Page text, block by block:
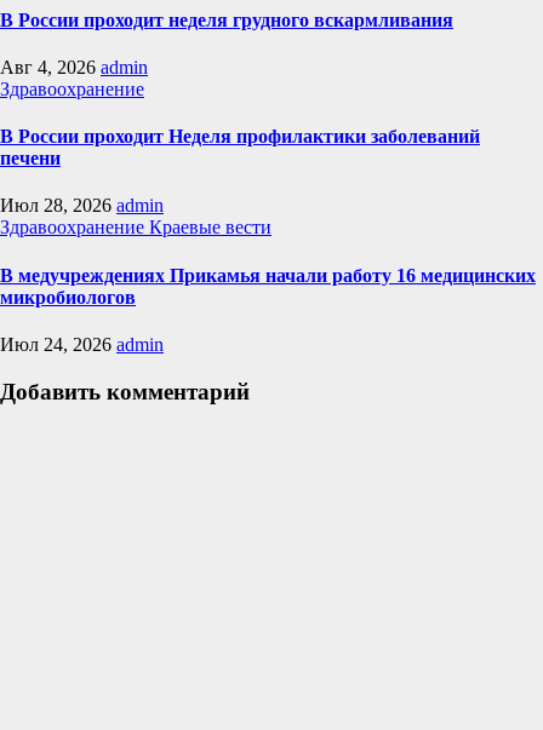
В России проходит неделя грудного вскармливания
Авг 4, 2026 admin
Здравоохранение
В России проходит Неделя профилактики заболеваний
печени
Июл 28, 2026 admin
Здравоохранение Краевые вести
В медучреждениях Прикамья начали работу 16 медицинских
микробиологов
Июл 24, 2026 admin
Добавить комментарий